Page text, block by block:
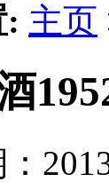
: 主页
酒